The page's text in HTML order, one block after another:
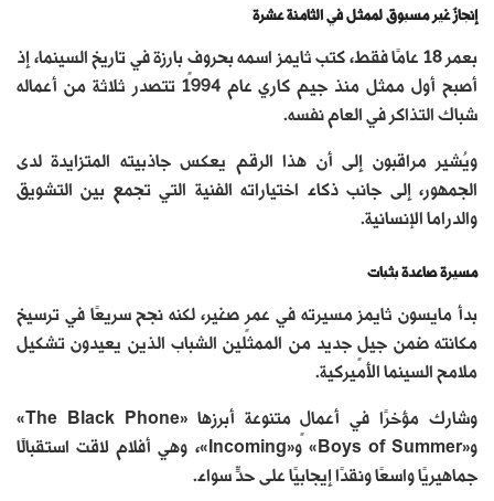
إنجازٌ غير مسبوق لممثل في الثامنة عشرة
بعمر 18 عامًا فقط، كتب ثايمز اسمه بحروفٍ بارزة في تاريخ السينما، إذ
أصبح أول ممثل منذ جيم كاري عام 1994 تتصدر ثلاثة من أعماله
شباك التذاكر في العام نفسه.
ويُشير مراقبون إلى أن هذا الرقم يعكس جاذبيته المتزايدة لدى
الجمهور، إلى جانب ذكاء اختياراته الفنية التي تجمع بين التشويق
والدراما الإنسانية.
مسيرة صاعدة بثبات
بدأ مايسون ثايمز مسيرته في عمرٍ صغير، لكنه نجح سريعًا في ترسيخ
مكانته ضمن جيلٍ جديد من الممثلين الشباب الذين يعيدون تشكيل
ملامح السينما الأميركية.
وشارك مؤخرًا في أعمالٍ متنوعة أبرزها «The Black Phone»
و«Boys of Summer» و«Incoming»، وهي أفلام لاقت استقبالًا
جماهيريًا واسعًا ونقدًا إيجابيًا على حدٍّ سواء.